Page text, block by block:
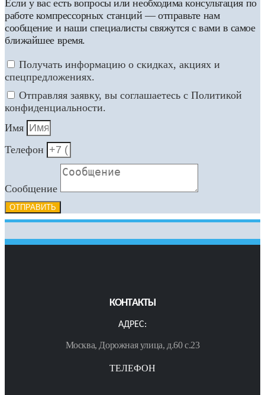
Если у вас есть вопросы или необходима консультация по
работе компрессорных станций — отправьте нам
сообщение и наши специалисты свяжутся с вами в самое
ближайшее время.
Получать информацию о скидках, акциях и
спецпредложениях.
Отправляя заявку, вы соглашаетесь с Политикой
конфиденциальности.
Имя
Телефон
Сообщение
ОТПРАВИТЬ
КОНТАКТЫ
АДРЕС:
Москва, Дорожная улица, д.60 с.23
ТЕЛЕФОН